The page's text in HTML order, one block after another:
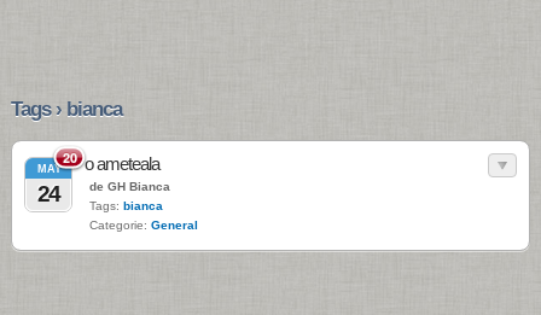
Tags › bianca
20
MAY
24
o ameteala
de GH Bianca
Tags: bianca
Categorie: General